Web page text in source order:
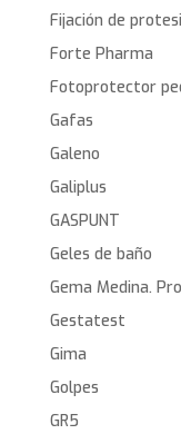
Fijación de
Forte Pharma
Fotoprotector
Gafas
Galeno
Galiplus
GASPUNT
Geles de baño
Gema Medina.
Gestatest
Gima
Golpes
GR5